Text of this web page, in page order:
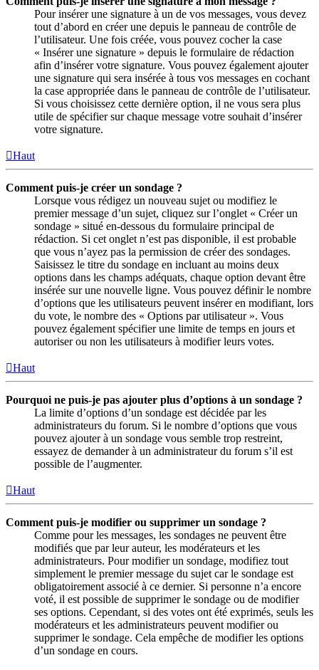
Pour insérer une signature à un de vos messages, vous devez
tout d’abord en créer une depuis le panneau de contrôle de
l’utilisateur. Une fois créée, vous pouvez cocher la case
« Insérer une signature » depuis le formulaire de rédaction
afin d’insérer votre signature. Vous pouvez également ajouter
une signature qui sera insérée à tous vos messages en cochant
la case appropriée dans le panneau de contrôle de l’utilisateur.
Si vous choisissez cette dernière option, il ne vous sera plus
utile de spécifier sur chaque message votre souhait d’insérer
votre signature.
Haut
Comment puis-je créer un sondage ?
Lorsque vous rédigez un nouveau sujet ou modifiez le
premier message d’un sujet, cliquez sur l’onglet « Créer un
sondage » situé en-dessous du formulaire principal de
rédaction. Si cet onglet n’est pas disponible, il est probable
que vous n’ayez pas la permission de créer des sondages.
Saisissez le titre du sondage en incluant au moins deux
options dans les champs adéquats, chaque option devant être
insérée sur une nouvelle ligne. Vous pouvez définir le nombre
d’options que les utilisateurs peuvent insérer en modifiant, lors
du vote, le nombre des « Options par utilisateur ». Vous
pouvez également spécifier une limite de temps en jours et
autoriser ou non les utilisateurs à modifier leurs votes.
Haut
Pourquoi ne puis-je pas ajouter plus d’options à un sondage ?
La limite d’options d’un sondage est décidée par les
administrateurs du forum. Si le nombre d’options que vous
pouvez ajouter à un sondage vous semble trop restreint,
essayez de demander à un administrateur du forum s’il est
possible de l’augmenter.
Haut
Comment puis-je modifier ou supprimer un sondage ?
Comme pour les messages, les sondages ne peuvent être
modifiés que par leur auteur, les modérateurs et les
administrateurs. Pour modifier un sondage, modifiez tout
simplement le premier message du sujet car le sondage est
obligatoirement associé à ce dernier. Si personne n’a encore
voté, il est possible de supprimer le sondage ou de modifier
ses options. Cependant, si des votes ont été exprimés, seuls les
modérateurs et les administrateurs peuvent modifier ou
supprimer le sondage. Cela empêche de modifier les options
d’un sondage en cours.